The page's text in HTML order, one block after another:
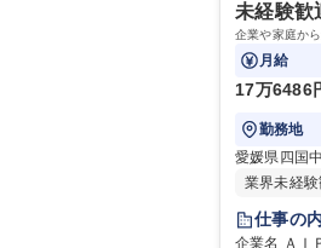
未経験歓
企業や家庭か
月給
17万6486
勤務地
愛媛県四国
業界未経験
仕事の
企業名 ＡＩＰＡ株式会社 求人名 ◎未経験歓迎【四国中央市】パルプ製造の機械オ